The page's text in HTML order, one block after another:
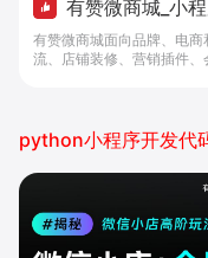
有赞微商城_小
购工具 - 做生意,
有赞微商城面向品牌、电
流、店铺装修、营销插件
python小程序开发代